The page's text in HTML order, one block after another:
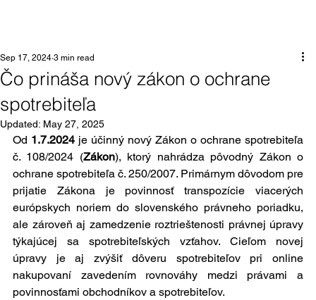
Čo prináša nový zákon o ochrane
spotrebiteľa
Sep 17, 2024 3 min read
Updated: May 27, 2025
Od 1.7.2024 je účinný nový Zákon o ochrane spotrebiteľa
č. 108/2024 (Zákon), ktorý nahrádza pôvodný Zákon o
ochrane spotrebiteľa č. 250/2007. Primárnym dôvodom pre
prijatie Zákona je povinnosť transpozície viacerých
európskych noriem do slovenského právneho poriadku,
ale zároveň aj zamedzenie roztrieštenosti právnej úpravy
týkajúcej sa spotrebiteľských vzťahov. Cieľom novej
úpravy je aj zvýšiť dôveru spotrebiteľov pri online
nakupovaní zavedením rovnováhy medzi právami a
povinnosťami obchodníkov a spotrebiteľov.